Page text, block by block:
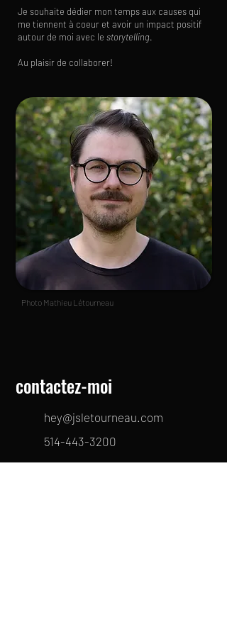
Je souhaite dédier mon temps aux causes qui
me tiennent à coeur et avoir un impact positif
autour de moi avec le storytelling.
Au plaisir de collaborer!
Photo Mathieu Létourneau
contactez-moi
hey@jsletourneau.com
514-443-3200